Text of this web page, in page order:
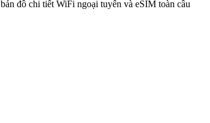
bản đồ chi tiết WiFi ngoại tuyến và eSIM toàn cầu